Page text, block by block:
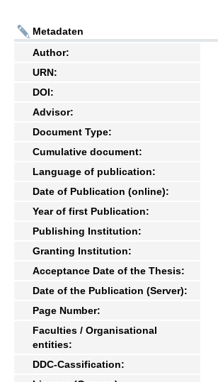
Metadaten
Author:
URN:
DOI:
Advisor:
Document Type:
Cumulative document:
Language of publication:
Date of Publication (online):
Year of first Publication:
Publishing Institution:
Granting Institution:
Acceptance Date of the Thesis:
Date of the Publication (Server):
Page Number:
Faculties / Organisational
entities:
DDC-Cassification: